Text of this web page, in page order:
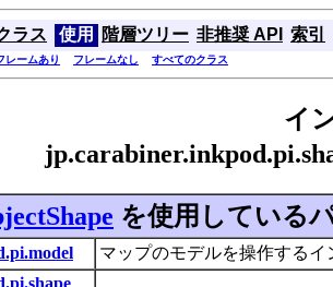
ラス 使用 階層ツリー 非推奨 API 索引
レームあり フレームなし すべてのクラス
イ
を使用している
マップのモデルを操作する